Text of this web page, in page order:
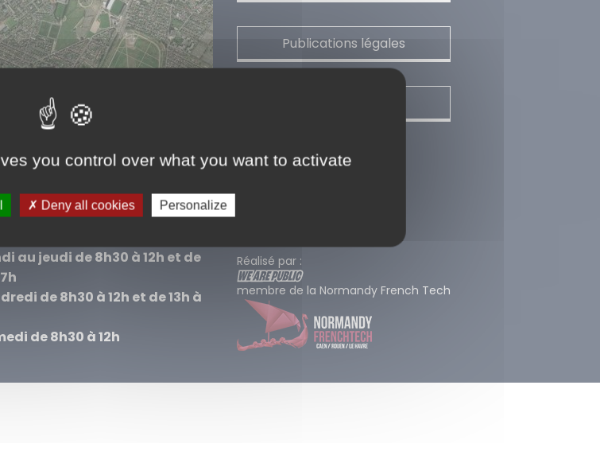
Getmapping, Aerogrid, IGN, IGP, UPR-EGP, and the GIS User Community
municipaux sont ouverts :
au jeudi de 8h30 à 12h et de
de 8h30 à 12h et de 13h à
de 8h30 à 12h
Publications légales
Mentions légales
Réalisé par :
membre de la Normandy French Tech
you control over what you want to activate
Deny all cookies Personalize